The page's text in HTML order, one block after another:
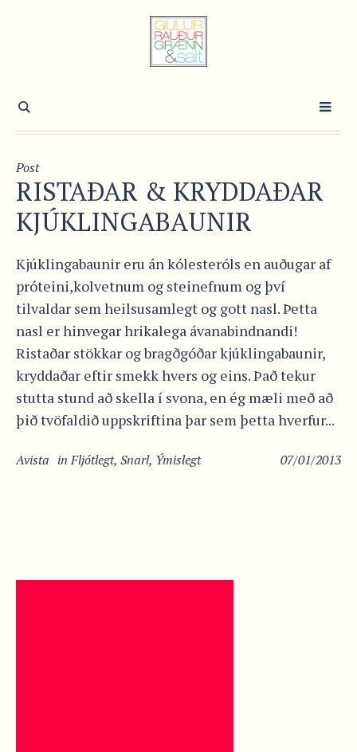
Post
RISTAÐAR & KRYDDAÐAR
KJÚKLINGABAUNIR
Kjúklingabaunir eru án kólesteróls en auðugar af
próteini,kolvetnum og steinefnum og því
tilvaldar sem heilsusamlegt og gott nasl. Þetta
nasl er hinvegar hrikalega ávanabindnandi!
Ristaðar stökkar og bragðgóðar kjúklingabaunir,
kryddaðar eftir smekk hvers og eins. Það tekur
stutta stund að skella í svona, en ég mæli með að
þið tvöfaldið uppskriftina þar sem þetta hverfur...
07/01/2013
Avista inFljótlegt, Snarl, Ýmislegt